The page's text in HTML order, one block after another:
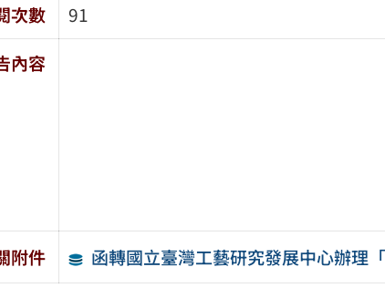
次數
91
內容
附件 函轉國立臺灣工藝研究發展中心辦理